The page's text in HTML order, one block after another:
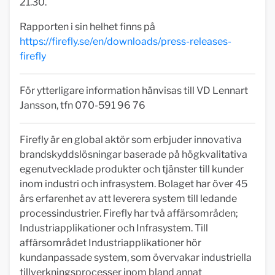
Rapporten i sin helhet finns på
https://firefly.se/en/downloads/press-releases-
firefly
För ytterligare information hänvisas till VD Lennart
Jansson, tfn 070-591 96 76
Firefly är en global aktör som erbjuder innovativa
brandskyddslösningar baserade på högkvalitativa
egenutvecklade produkter och tjänster till kunder
inom industri och infrasystem. Bolaget har över 45
års erfarenhet av att leverera system till ledande
processindustrier. Firefly har två affärsområden;
Industriapplikationer och Infrasystem. Till
affärsområdet Industriapplikationer hör
kundanpassade system, som övervakar industriella
tillverkningsprocesser inom bland annat